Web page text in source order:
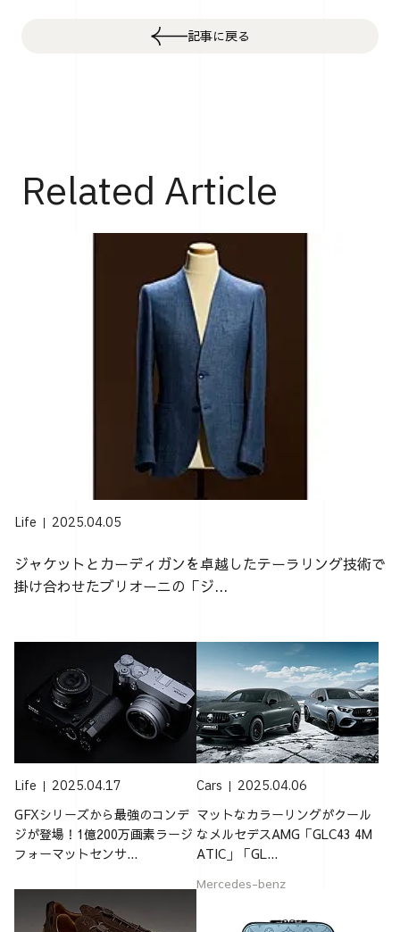
記事に戻る
Related Article
Life 2025.04.05
ジャケットとカーディガンを卓越したテーラリング技術で
掛け合わせたブリオーニの「ジ...
Life 2025.04.17
GFXシリーズから最強のコンデ
ジが登場！1億200万画素ラージ
フォーマットセンサ...
Cars 2025.04.06
マットなカラーリングがクール
なメルセデスAMG「GLC43 4M
ATIC」「GL...
Mercedes-benz